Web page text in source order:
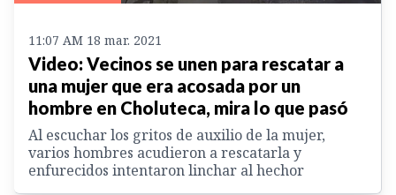
11:07 AM 18 mar. 2021
Video: Vecinos se unen para rescatar a
una mujer que era acosada por un
hombre en Choluteca, mira lo que pasó
Al escuchar los gritos de auxilio de la mujer,
varios hombres acudieron a rescatarla y
enfurecidos intentaron linchar al hechor